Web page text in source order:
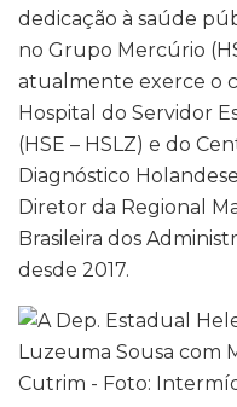
dedicação à saúde
no Grupo Mercúrio
atualmente exerce o
Hospital do Servidor
(HSE – HSLZ) e do
Diagnóstico
Diretor da Regional
Brasileira dos
desde 2017.